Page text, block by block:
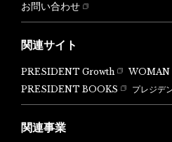
お問い合わせ
関連サイト
PRESIDENT Growth WOMAN
PRESIDENT BOOKS
プレジデ
関連事業